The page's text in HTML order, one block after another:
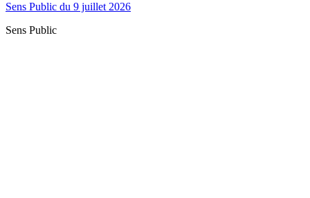
Sens Public du 9 juillet 2026
Sens Public